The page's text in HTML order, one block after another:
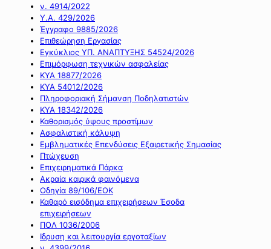
ν. 4914/2022
Υ.Α. 429/2026
Έγγραφο 9885/2026
Επιθεώρηση Εργασίας
Εγκύκλιος ΥΠ. ΑΝΑΠΤΥΞΗΣ 54524/2026
Επιμόρφωση τεχνικών ασφαλείας
ΚΥΑ 18877/2026
ΚΥΑ 54012/2026
Πληροφοριακή Σήμανση Ποδηλατιστών
ΚΥΑ 18342/2026
Καθορισμός ύψους προστίμων
Ασφαλιστική κάλυψη
Εμβληματικές Επενδύσεις Εξαιρετικής Σημασίας
Πτώχευση
Επιχειρηματικά Πάρκα
Ακραία καιρικά φαινόμενα
Οδηγία 89/106/ΕΟΚ
Καθαρό εισόδημα επιχειρήσεων Έσοδα
επιχειρήσεων
ΠΟΛ 1036/2006
Ιδρυση και λειτουργία εργοταξίων